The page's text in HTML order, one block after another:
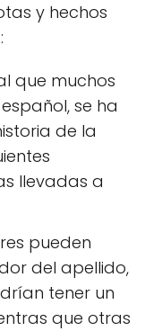
y hechos
que muchos
se ha
de la
llevadas a
pueden
del apellido,
tener un
que otras